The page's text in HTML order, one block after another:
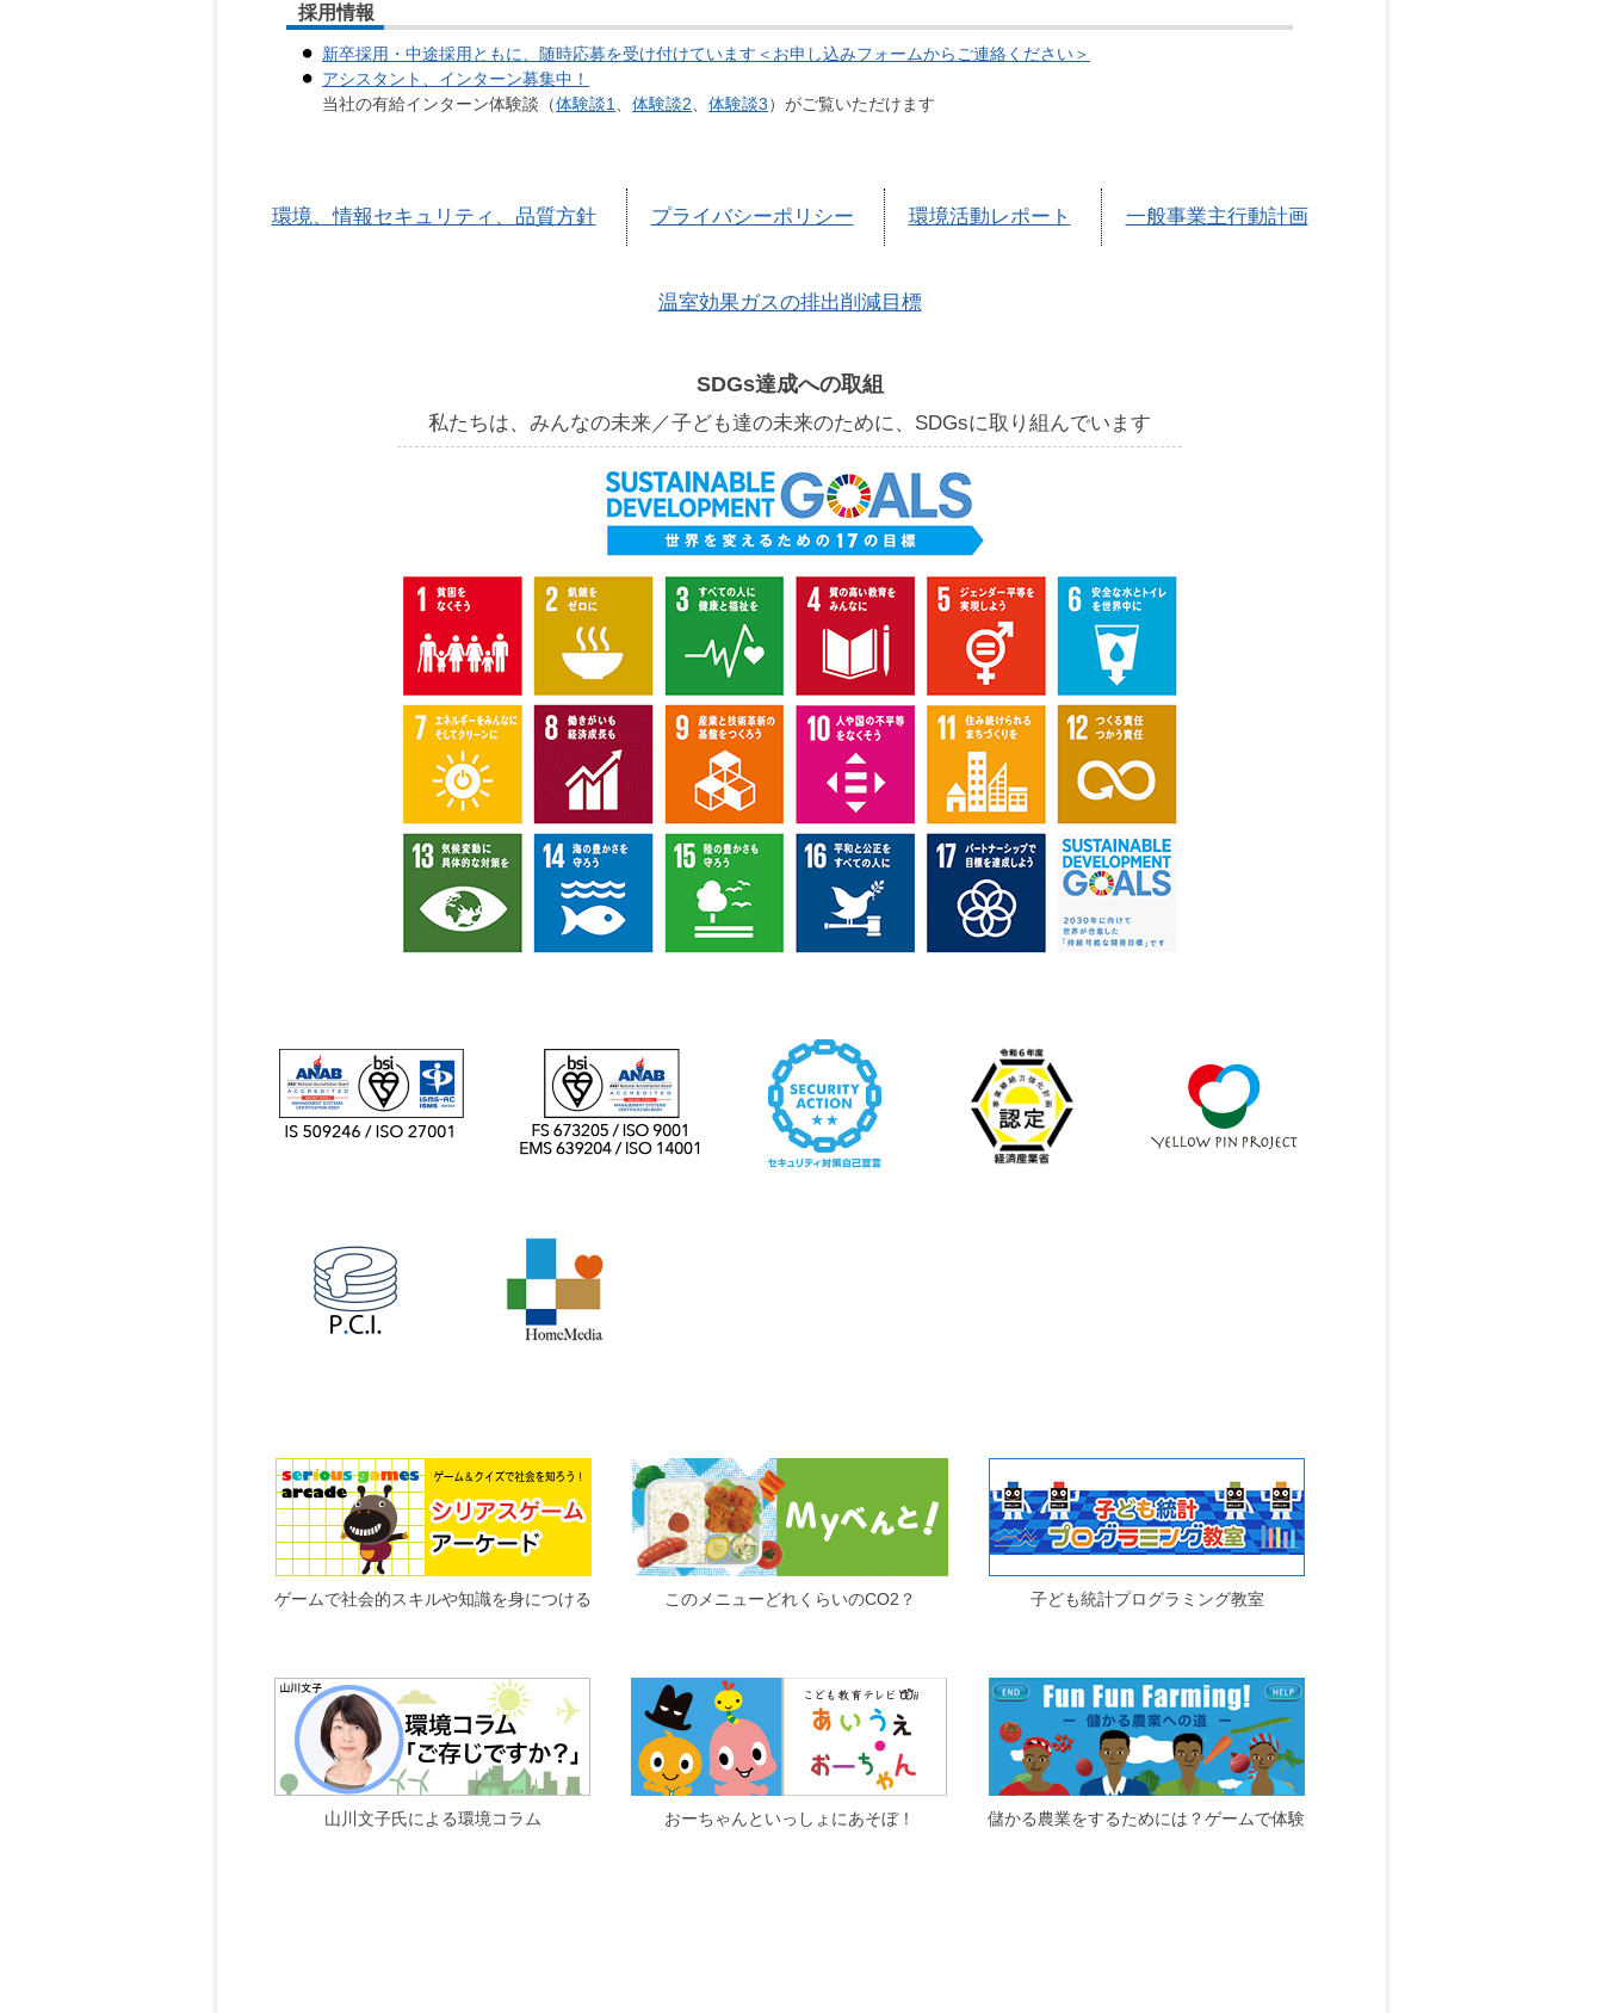
採用情報
新卒採用・中途採用ともに、随時応募を受け付けています＜お申し込みフォームからご連絡ください＞
アシスタント、インターン募集中！
当社の有給インターン体験談（体験談1、 体験談2、 体験談3）がご覧いただけます
環境、情報セキュリティ、品質方針 プライバシーポリシー 環境活動レポート 一般事業主行動計画
温室効果ガスの排出削減目標
SDGs達成への取組
私たちは、みんなの未来／子ども達の未来のために、SDGsに取り組んでいます
ゲームで社会的スキルや知識を身につける このメニューどれくらいのCO2？ 子ども統計プログラミング教室
山川文子氏による環境コラム おーちゃんといっしょにあそぼ！ 儲かる農業をするためには？ゲームで体験